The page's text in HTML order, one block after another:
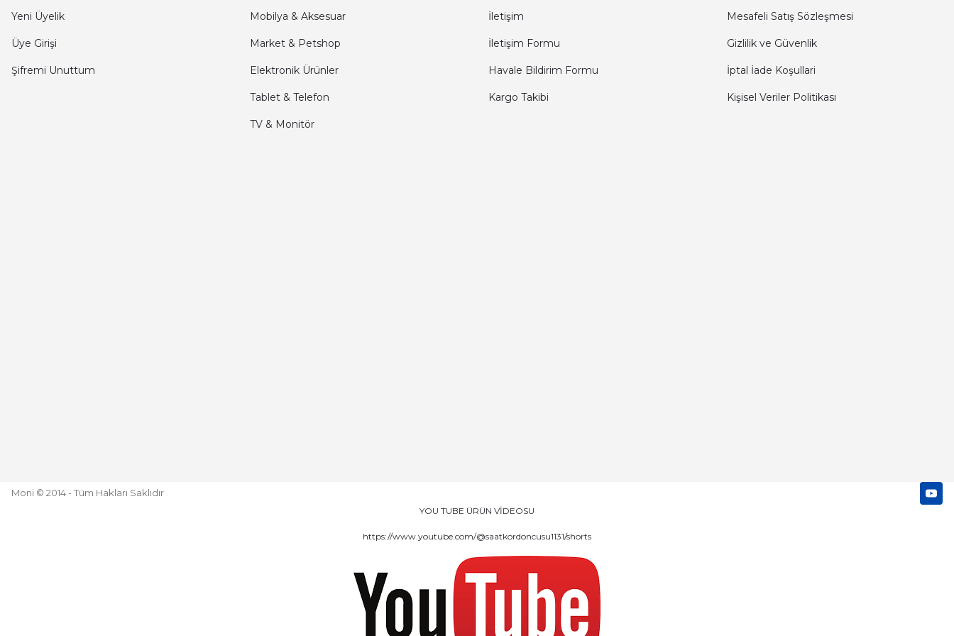
kargo hızlı
mehmet yıldız | 19/06/2025
seiko astron kordon 7x52
Yeni Üyelik
Üye Girişi
Şifremi Unuttum
Mobilya & Aksesuar
Market & Petshop
Elektronik Ürünler
Tablet & Telefon
TV & Monitör
İletişim
İletişim Formu
Havale Bildirim Formu
Kargo Takibi
Mesafeli Satış Sözleşmesi
Gizlilik ve Güvenlik
İptal İade Koşullari
Kişisel Veriler Politikası
Moni © 2014 - Tüm Hakları Saklıdır
YOU TUBE ÜRÜN VİDEOSU
https://www.youtube.com/@saatkordoncusu1131/shorts